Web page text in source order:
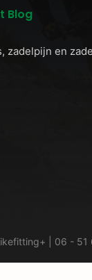
Blog
zadelpijn en
| 06 - 51